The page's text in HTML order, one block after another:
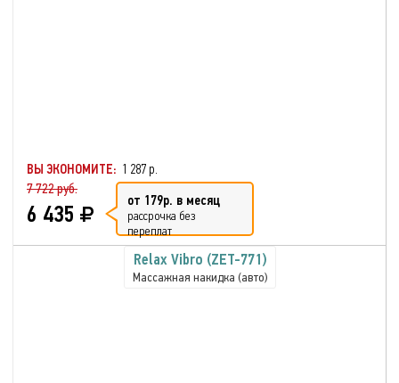
ВЫ ЭКОНОМИТЕ: 1 287 р.
7 722 руб.
6 435 от 179р. в месяц
рассрочка без
переплат
Relax Vibro (ZET-771)
Массажная накидка (авто)